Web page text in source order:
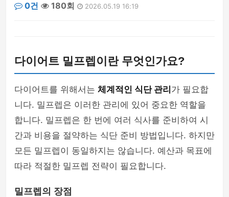
0건
180회 2026.05.19 16:19
다이어트 밀프렙이란 무엇인가요?
다이어트를 위해서는 체계적인 식단 관리 가 필요합
니다. 밀프렙은 이러한 관리에 있어 중요한 역할을
합니다. 밀프렙은 한 번에 여러 식사를 준비하여 시
간과 비용을 절약하는 식단 준비 방법입니다. 하지만
모든 밀프렙이 동일하지는 않습니다. 예산과 목표에
따라 적절한 밀프렙 전략이 필요합니다.
밀프렙의 장점